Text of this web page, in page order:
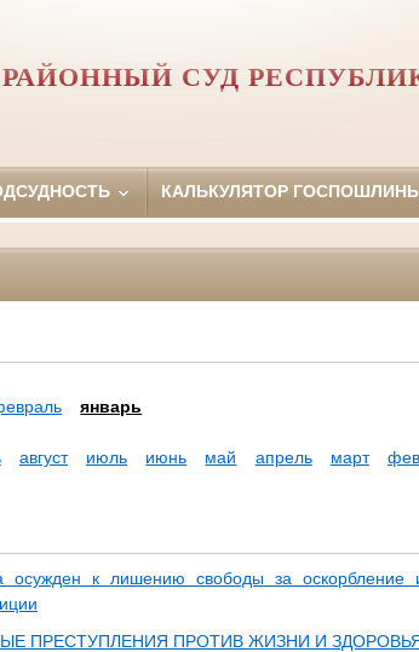
СУД
КАЛЬКУЛЯТОР
январь
август июль июнь май апрель март
осужден к лишению свободы за
ПРЕСТУПЛЕНИЯ ПРОТИВ ЖИЗНИ И